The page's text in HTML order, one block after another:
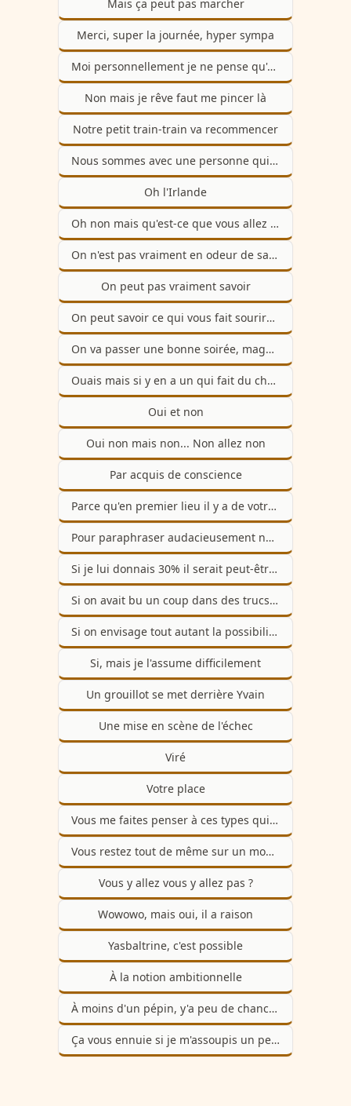
Mais ça peut pas marcher
Merci, super la journée, hyper sympa
Moi personnellement je ne pense qu'on peut réduire le débat à sa forme concrète mais ok
Non mais je rêve faut me pincer là
Notre petit train-train va recommencer
Nous sommes avec une personne qui ne va pas hésiter à aller piocher dans un lexique très intuitif
Oh l'Irlande
Oh non mais qu'est-ce que vous allez me faire
On n'est pas vraiment en odeur de sainteté
On peut pas vraiment savoir
On peut savoir ce qui vous fait sourire grand cornichon
On va passer une bonne soirée, magnifique
Ouais mais si y en a un qui fait du chprum, ça va partir en marave générale, et je suis claqué
Oui et non
Oui non mais non... Non allez non
Par acquis de conscience
Parce qu'en premier lieu il y a de votre part une vraie entreprise de déconsidération
Pour paraphraser audacieusement notre ami
Si je lui donnais 30% il serait peut-être moins catégorique si
Si on avait bu un coup dans des trucs qui se cassent, j'en aurais pété un par terre
Si on envisage tout autant la possibilité que vous soyez un parfait glandu
Si, mais je l'assume difficilement
Un grouillot se met derrière Yvain
Une mise en scène de l'échec
Viré
Votre place
Vous me faites penser à ces types qui se servent jamais en premier pour faire poli
Vous restez tout de même sur un mode qui interdit les nuances
Vous y allez vous y allez pas ?
Wowowo, mais oui, il a raison
Yasbaltrine, c'est possible
À la notion ambitionnelle
À moins d'un pépin, y'a peu de chance que ça marche
Ça vous ennuie si je m'assoupis un peu, j'ai mal à la tête